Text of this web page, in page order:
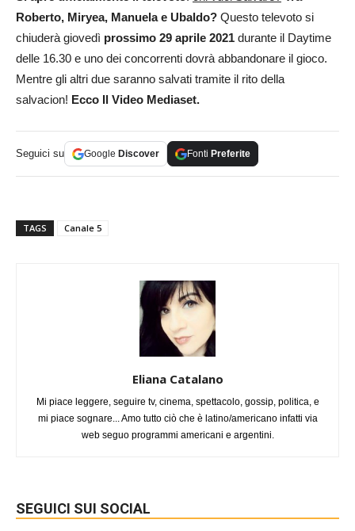
Roberto, Miryea, Manuela e Ubaldo? Questo televoto si
chiuderà giovedì prossimo 29 aprile 2021 durante il Daytime
delle 16.30 e uno dei concorrenti dovrà abbandonare il gioco.
Mentre gli altri due saranno salvati tramite il rito della
salvacion! Ecco Il Video Mediaset.
Seguici su Google Discover Fonti Preferite
TAGS Canale 5
Eliana Catalano
Mi piace leggere, seguire tv, cinema, spettacolo, gossip, politica, e
mi piace sognare... Amo tutto ciò che è latino/americano infatti via
web seguo programmi americani e argentini.
SEGUICI SUI SOCIAL